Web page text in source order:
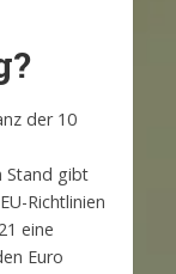
der 10
Stand gibt
Richtlinien
eine
Euro